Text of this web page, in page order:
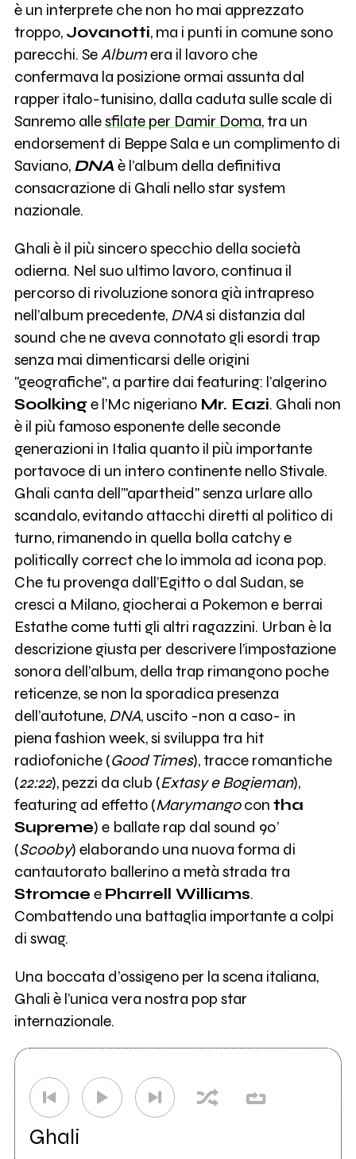
è un interprete che non ho mai apprezzato
troppo, Jovanotti, ma i punti in comune sono
parecchi. SeAlbumera il lavoro che
confermava la posizione ormai assunta dal
rapper italo-tunisino, dalla caduta sulle scale di
Sanremo allesfilate per Damir Doma, tra un
endorsement di Beppe Sala e un complimento di
Saviano, DNAè l’album della definitiva
consacrazione di Ghali nello star system
nazionale.
Ghali è il più sincero specchio della società
odierna. Nel suo ultimo lavoro, continua il
percorso di rivoluzione sonora già intrapreso
nell’album precedente,DNAsi distanzia dal
sound che ne aveva connotato gli esordi trap
senza mai dimenticarsi delle origini
"geografiche", a partire dai featuring: l’algerino
Soolking e l’Mc nigeriano Mr. Eazi. Ghali non
è il più famoso esponente delle seconde
generazioni in Italia quanto il più importante
portavoce di un intero continente nello Stivale.
Ghali canta dell’"apartheid" senza urlare allo
scandalo, evitando attacchi diretti al politico di
turno, rimanendo in quella bolla catchy e
politically correct che lo immola ad icona pop.
Che tu provenga dall’Egitto o dal Sudan, se
cresci a Milano, giocherai a Pokemon e berrai
Estathe come tutti gli altri ragazzini. Urban è la
descrizione giusta per descrivere l’impostazione
sonora dell’album, della trap rimangono poche
reticenze, se non la sporadica presenza
dell’autotune, DNA, uscito -non a caso- in
piena fashion week, si sviluppa tra hit
radiofoniche (Good Times), tracce romantiche
(22:22), pezzi da club (Extasy e Bogieman),
featuring ad effetto (Marymangocon tha
Supreme) e ballate rap dal sound 90’
(Scooby) elaborando una nuova forma di
cantautorato ballerino a metà strada tra
Stromae e Pharrell Williams.
Combattendo una battaglia importante a colpi
di swag.
Una boccata d’ossigeno per la scena italiana,
Ghali è l’unica vera nostra pop star
internazionale.
Ghali